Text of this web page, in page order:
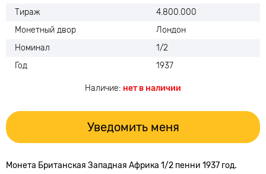
Тираж
4.800.000
Монетный двор
Лондон
Номинал
1/2
Год
1937
Наличие: нет в наличии
Уведомить меня
Монета Британская Западная Африка 1/2 пенни 1937 год.